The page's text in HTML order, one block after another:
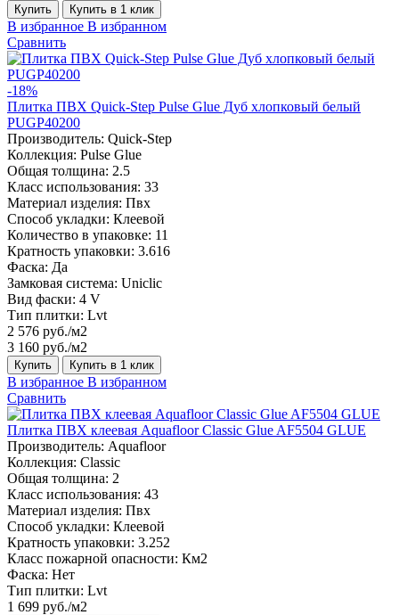
Купить Купить в 1 клик
В избранное В избранном
Сравнить
-18%
Плитка ПВХ Quick-Step Pulse Glue Дуб хлопковый белый
PUGP40200
Производитель: Quick-Step
Коллекция: Pulse Glue
Общая толщина: 2.5
Класс использования: 33
Материал изделия: Пвх
Способ укладки: Клеевой
Количество в упаковке: 11
Кратность упаковки: 3.616
Фаска: Да
Замковая система: Uniclic
Вид фаски: 4 V
Тип плитки: Lvt
2 576 руб./м2
3 160 руб./м2
Купить Купить в 1 клик
В избранное В избранном
Сравнить
Плитка ПВХ клеевая Aquafloor Classic Glue AF5504 GLUE
Производитель: Aquafloor
Коллекция: Classic
Общая толщина: 2
Класс использования: 43
Материал изделия: Пвх
Способ укладки: Клеевой
Кратность упаковки: 3.252
Класс пожарной опасности: Км2
Фаска: Нет
Тип плитки: Lvt
1 699 руб./м2